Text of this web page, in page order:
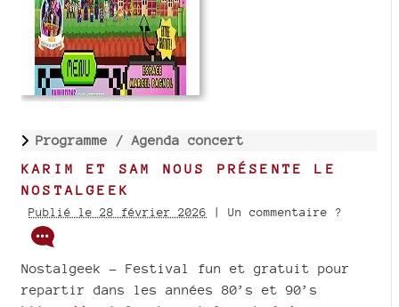
Programme / Agenda concert
KARIM ET SAM NOUS PRÉSENTE LE
NOSTALGEEK
Publié le 28 février 2026 | Un commentaire ?
Nostalgeek - Festival fun et gratuit pour
repartir dans les années 80’s et 90’s